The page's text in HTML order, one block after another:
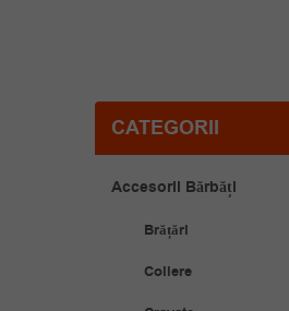
CATEGORII
Accesorii Bărbăți
Brățări
Coliere